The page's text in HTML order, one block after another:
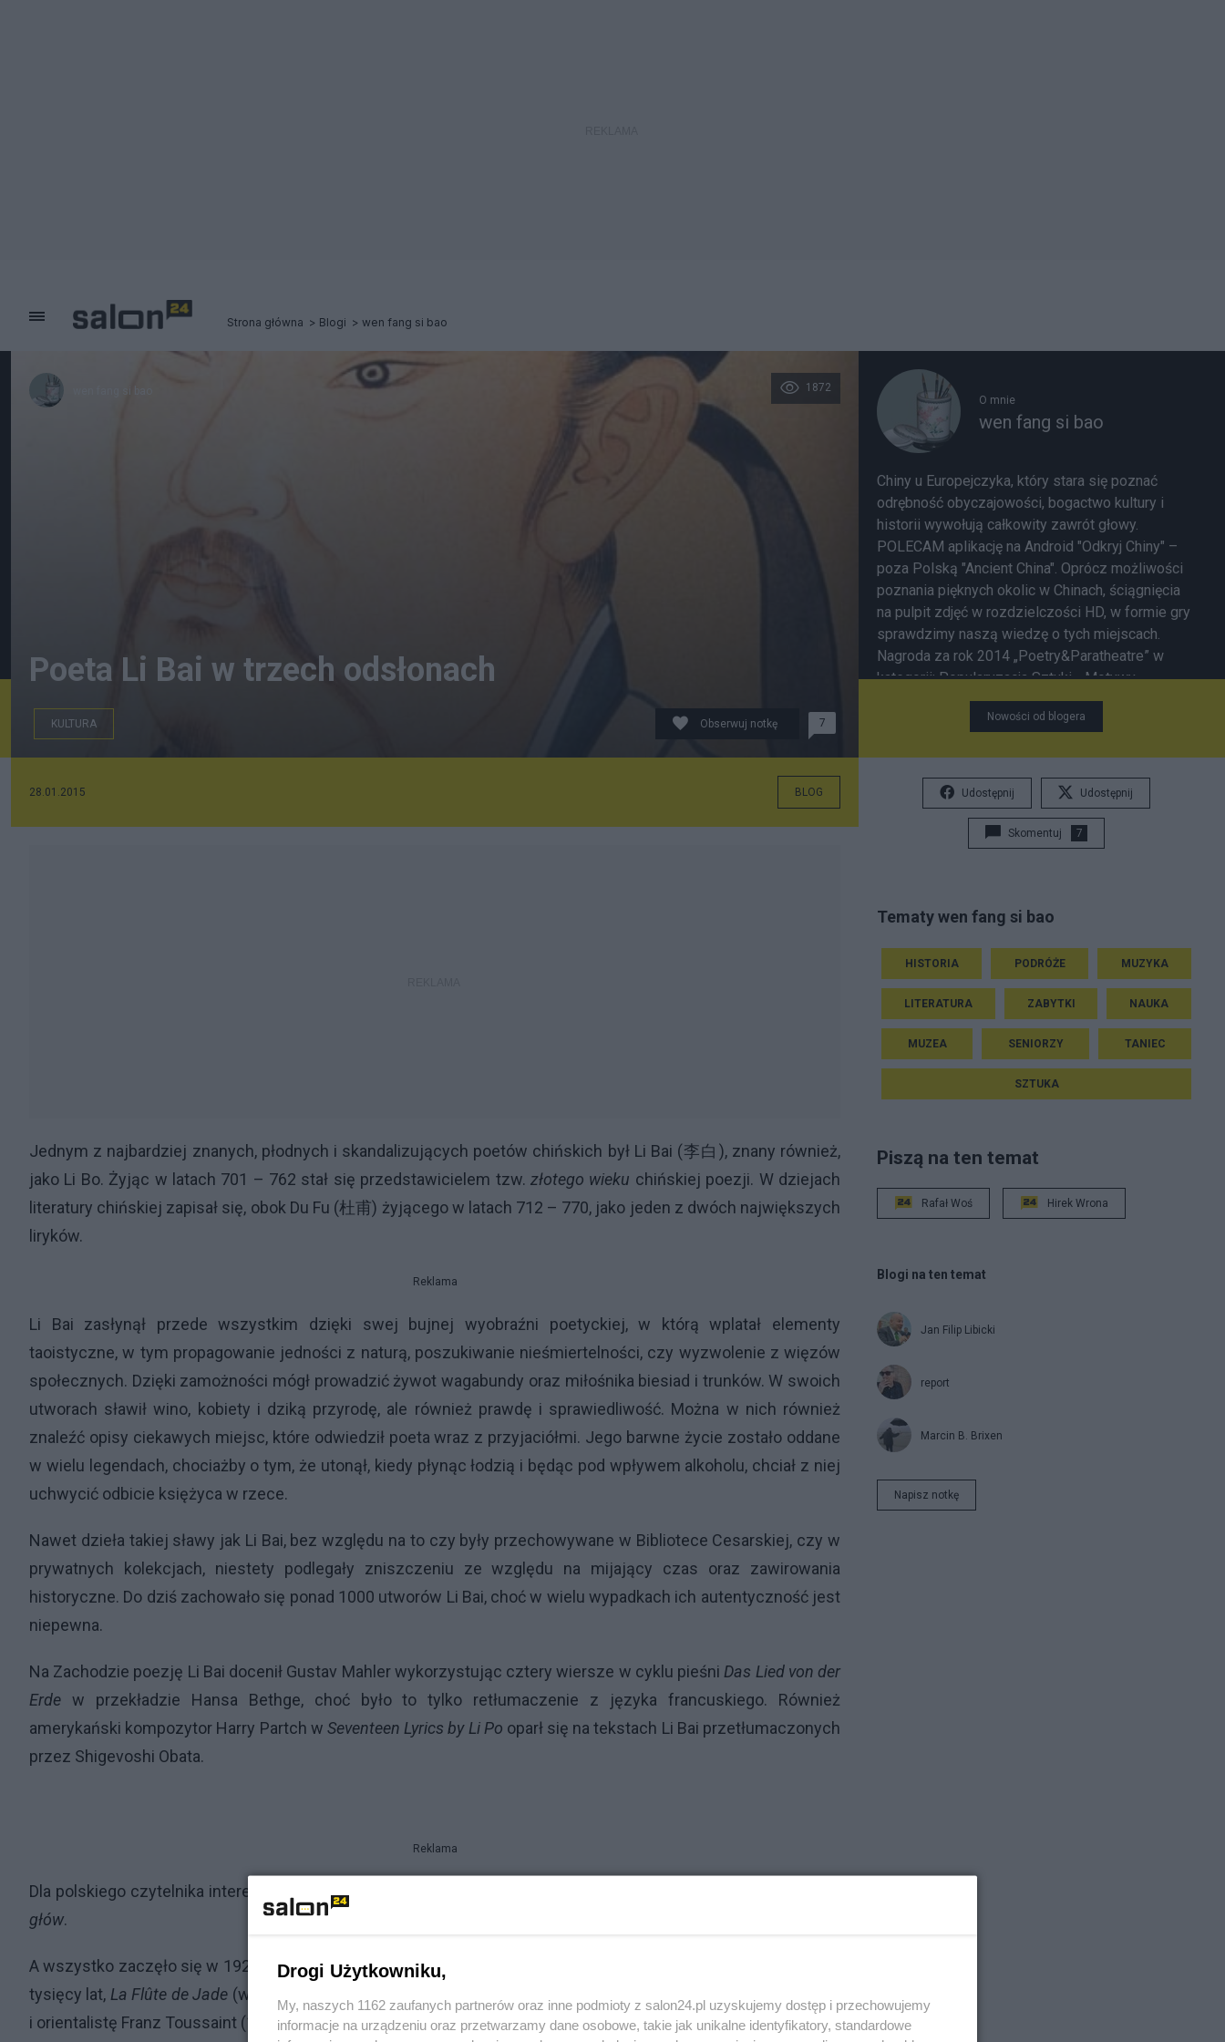
Strona główna Blogi wen fang si bao
1872
Poeta Li Bai w trzech odsłonach
KULTURA Obserwuj notkę 7
28.01.2015 BLOG
Jednym z najbardziej znanych, płodnych i skandalizujących poetów chińskich był Li Bai (李白), znany również,
jako Li Bo. Żyjąc w latach 701 – 762 stał się przedstawicielem tzw.złotego wieku chińskiej poezji. W dziejach
literatury chińskiej zapisał się, obok Du Fu (杜甫) żyjącego w latach 712 – 770, jako jeden z dwóch największych
liryków.
Reklama
Li Bai zasłynął przede wszystkim dzięki swej bujnej wyobraźni poetyckiej, w którą wplatał elementy
taoistyczne, w tym propagowanie jedności z naturą, poszukiwanie nieśmiertelności, czy wyzwolenie z więzów
społecznych. Dzięki zamożności mógł prowadzić żywot wagabundy oraz miłośnika biesiad i trunków. W swoich
utworach sławił wino, kobiety i dziką przyrodę, ale również prawdę i sprawiedliwość. Można w nich również
znaleźć opisy ciekawych miejsc, które odwiedził poeta wraz z przyjaciółmi. Jego barwne życie zostało oddane
w wielu legendach, chociażby o tym, że utonął, kiedy płynąc łodzią i będąc pod wpływem alkoholu, chciał z niej
uchwycić odbicie księżyca w rzece.
Nawet dzieła takiej sławy jak Li Bai, bez względu na to czy były przechowywane w Bibliotece Cesarskiej, czy w
prywatnych kolekcjach, niestety podlegały zniszczeniu ze względu na mijający czas oraz zawirowania
historyczne. Do dziś zachowało się ponad 1000 utworów Li Bai, choć w wielu wypadkach ich autentyczność jest
niepewna.
Na Zachodzie poezję Li Bai docenił Gustav Mahler wykorzystując cztery wiersze w cyklu pieśni Das Lied von der
Erde w przekładzie Hansa Bethge, choć było to tylko retłumaczenie z języka francuskiego. Również
amerykański kompozytor Harry Partch w Seventeen Lyrics by Li Po oparł się na tekstach Li Bai przetłumaczonych
przez Shigevoshi Obata.
Reklama
Dla polskiego czytelnika interesującym może być prześledzenie przekładu na nasz język wiersza
głów.
A wszystko zaczęło się w 1920 roku, kiedy w Paryżu wydano tomik poezji chińskiej, powstałej w okresie dwóch
tysięcy lat, La Flûte de Jade (w wolnym tłumaczeniu
i orientalistę Franz Toussaint (1879 – 1955).
O mnie
wen fang si bao
Chiny u Europejczyka, który stara się poznać
odrębność obyczajowości, bogactwo kultury i
historii wywołują całkowity zawrót głowy.
POLECAM aplikację na Android "Odkryj Chiny" –
poza Polską "Ancient China". Oprócz możliwości
poznania pięknych okolic w Chinach, ściągnięcia
na pulpit zdjęć w rozdzielczości HD, w formie gry
sprawdzimy naszą wiedzę o tych miejscach.
Nagroda za rok 2014 „Poetry&Paratheatre” w
kategorii: Popularyzacja Sztuki - Motywy
przyrodnicze w poezji chińskiej
Nowości od blogera
Udostępnij Udostępnij
Skomentuj 7
Tematy wen fang si bao
HISTORIA PODRÓŻE MUZYKA
LITERATURA ZABYTKI NAUKA
MUZEA SENIORZY TANIEC
SZTUKA
Piszą na ten temat
Rafał Woś Hirek Wrona
Blogi na ten temat
Jan Filip Libicki
report
Marcin B. Brixen
Napisz notkę
Drogi Użytkowniku,
My, naszych 1162 zaufanych partnerów oraz inne podmioty z salon24.pl uzyskujemy dostęp i przechowujemy
informacje na urządzeniu oraz przetwarzamy dane osobowe, takie jak unikalne identyfikatory, standardowe